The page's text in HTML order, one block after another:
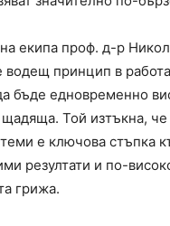
екипа проф. д-р
водещ принцип в
бъде едновременно
Той изтъкна,
е ключова стъпка
резултати и по-
грижа.